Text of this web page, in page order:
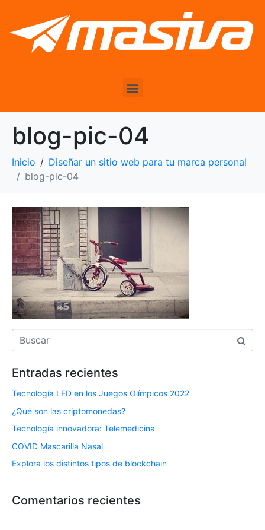
blog-pic-04
Inicio
Diseñar un sitio web para tu marca personal
blog-pic-04
Entradas recientes
Tecnología LED en los Juegos Olímpicos 2022
¿Qué son las criptomonedas?
Tecnología innovadora: Telemedicina
COVID Mascarilla Nasal
Explora los distintos tipos de blockchain
Comentarios recientes